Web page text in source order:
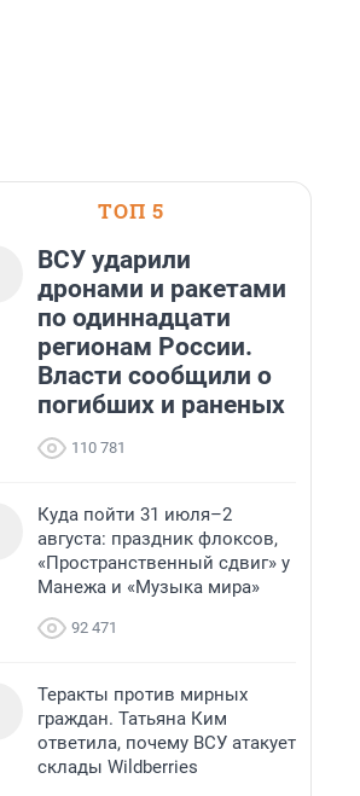
ТОП 5
ВСУ ударили
дронами и ракетами
по одиннадцати
регионам России.
Власти сообщили о
погибших и раненых
110 781
Куда пойти 31 июля–2
августа: праздник флоксов,
«Пространственный сдвиг» у
Манежа и «Музыка мира»
92 471
Теракты против мирных
граждан. Татьяна Ким
ответила, почему ВСУ атакует
склады Wildberries